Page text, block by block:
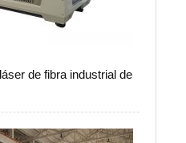
de fibra industrial de